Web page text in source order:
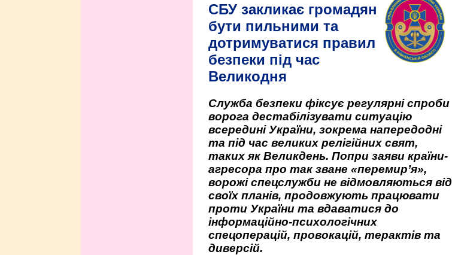
СБУ закликає громадян
бути пильними та
дотримуватися правил
безпеки під час
Великодня
Служба безпеки фіксує регулярні спроби
ворога дестабілізувати ситуацію
всередині України, зокрема напередодні
та під час великих релігійних свят,
таких як Великдень. Попри заяви країни-
агресора про так зване «перемир’я»,
ворожі спецслужби не відмовляються від
своїх планів, продовжують працювати
проти України та вдаватися до
інформаційно-психологічних
спецоперацій, провокацій, терактів та
диверсій.